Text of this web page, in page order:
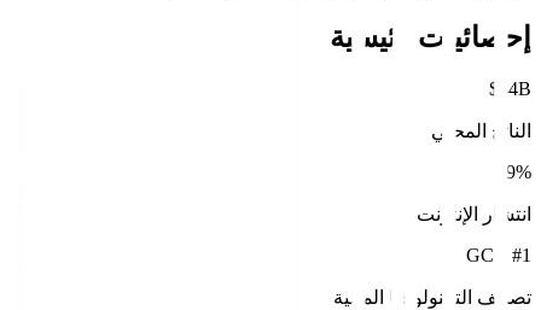
إحصائيات رئيسية
$44B
الناتج المحلي
99%
انتشار الإنترنت
#1 GCC
تصنيف التكنولوجيا المالية